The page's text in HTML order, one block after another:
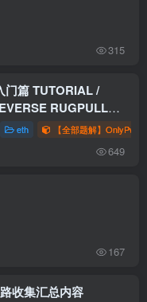
315
篇 TUTORIAL /
RUGPULL
eth 【全部题解】
649
167
收集汇总内容